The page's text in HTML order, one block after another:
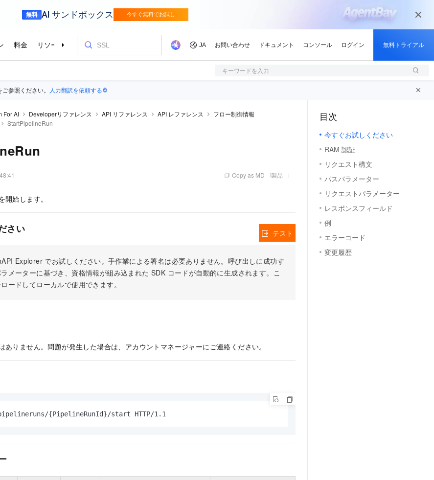
キーワードを入力
参照ください。 人力翻訳を依頼する
For AI Developerリファレンス API リファレンス API レファレンス
フロー制御情報
StartPipelineRun
Copy as MD 製品
開始します。
さい
Explorer でお試しください。手作業による署名は必要ありません。呼び出しに成功す
メーターに基づき、資格情報が組み込まれた SDK コードが自動的に生成されます。こ
ードしてローカルで使用できます。
テスト
ありません。問題が発生した場合は、アカウントマネージャーにご連絡ください。
{PipelineRunId}/start HTTP/1.1
目次
今すぐお試しください
RAM 認証
リクエスト構文
パスパラメーター
リクエストパラメーター
レスポンスフィールド
例
エラーコード
変更履歴